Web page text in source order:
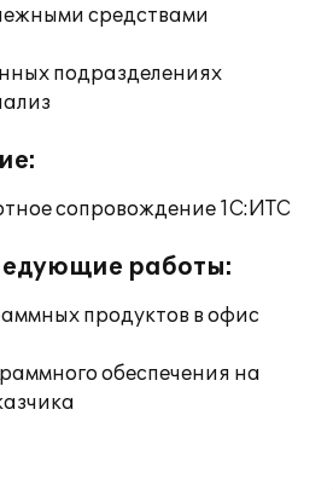
средствами
подразделениях
сопровождение 1С:ИТС
работы:
продуктов в офис
обеспечения на